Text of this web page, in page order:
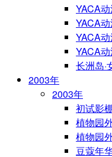
YACA
YACA
YACA
YACA
长洲岛·
2003年
2003年
初试影
植物园
植物园
豆蔻年